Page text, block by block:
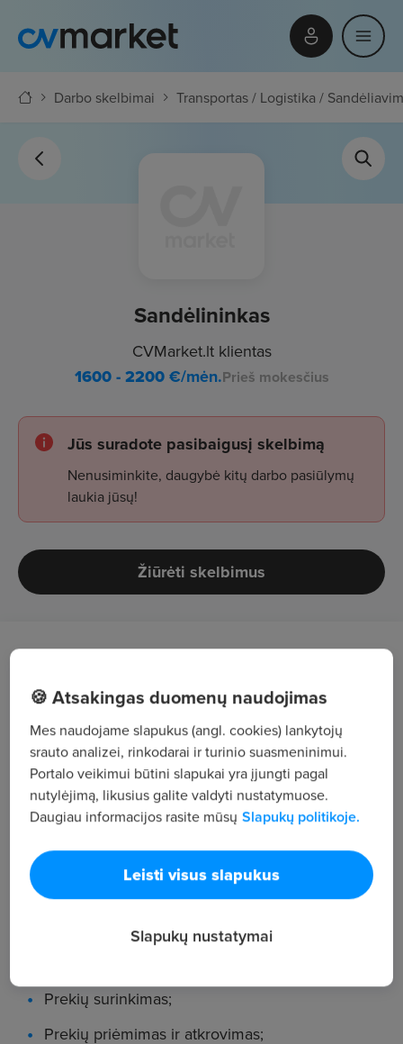
Darbo skelbimai Transportas / Logistika /
Sandėlininkas
CVMarket.lt klientas
1600 - 2200€/mėn.Prieš mokesčius
Jūs suradote pasibaigusį skelbimą
Nenusiminkite, daugybė kitų darbo pasiūlymų
laukia jūsų!
Žiūrėti skelbimus
Darbo aprašymas
Prekių surinkimas;
Prekių priėmimas ir atkrovimas;
mūsų komandos!
Jei tau patinka tvarka, aiškumas ir jausmas, kai
dienos pabaigoje gali pasakyti „viskas savo
vietose“ – mums pakeliui 👌
Mes – vieni iš pagrindinių Europos gamintojų ir
distributorių baldinių briaunų pramonėje.
Augame, todėl ieškome komandos pastiprinimo,
žmogaus, kuris padėtų užtikrinti sklandų sandėlio
🍪 Atsakingas duomenų naudojimas
Mes naudojame slapukus (angl. cookies) lankytojų
srauto analizei, rinkodarai ir turinio suasmeninimui.
Portalo veikimui būtini slapukai yra įjungti pagal
nutylėjimą, likusius galite valdyti nustatymuose.
Daugiau informacijos rasite mūsų Slapukų politikoje.
Leisti visus slapukus
Slapukų nustatymai